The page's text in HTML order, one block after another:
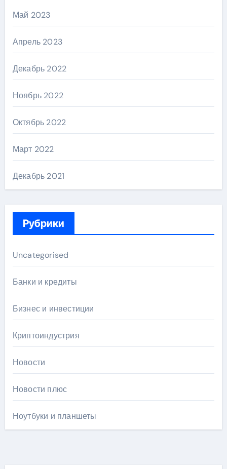
Май 2023
Апрель 2023
Декабрь 2022
Ноябрь 2022
Октябрь 2022
Март 2022
Декабрь 2021
Рубрики
Uncategorised
Банки и кредиты
Бизнес и инвестиции
Криптоиндустрия
Новости
Новости плюс
Ноутбуки и планшеты